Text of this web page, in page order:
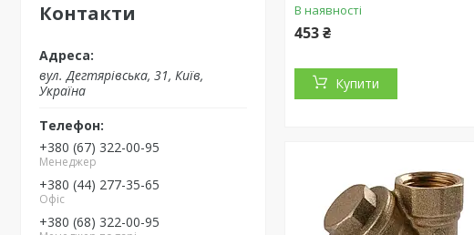
Контакти
вул. Дегтярівська, 31, Київ,
Україна
+380 (67) 322-00-95
Менеджер
+380 (44) 277-35-65
Офіс
+380 (68) 322-00-95
В наявності
453 ₴
Купити